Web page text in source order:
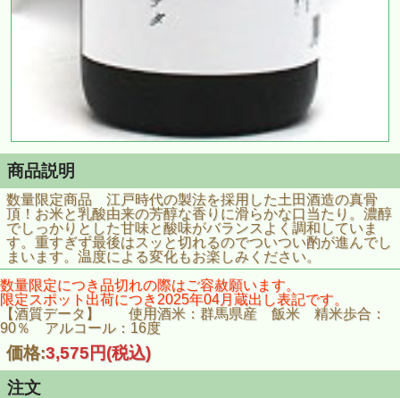
商品説明
数量限定商品 江戸時代の製法を採用した土田酒造の真骨
頂！お米と乳酸由来の芳醇な香りに滑らかな口当たり。濃醇
でしっかりとした甘味と酸味がバランスよく調和していま
す。重すぎず最後はスッと切れるのでついつい酌が進んでし
まいます。温度による変化もお楽しみください。
数量限定につき品切れの際はご容赦願います。
限定スポット出荷につき2025年04月蔵出し表記です。
【酒質データ】 使用酒米：群馬県産 飯米 精米歩合：
90％ アルコール：16度
価格:3,575円(税込)
注文